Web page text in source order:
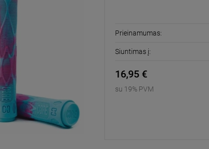
Prieinamumas:
Siuntimas į:
16,95 €
su 19% PVM